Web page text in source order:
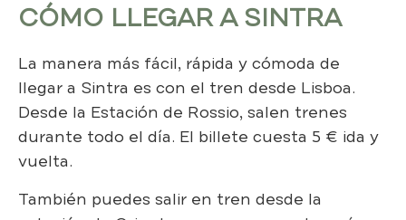
CÓMO LLEGAR A SINTRA
La manera más fácil, rápida y cómoda de
llegar a Sintra es con el tren desde Lisboa.
Desde la Estación de Rossio, salen trenes
durante todo el día. El billete cuesta 5 € ida y
vuelta.
También puedes salir en tren desde la